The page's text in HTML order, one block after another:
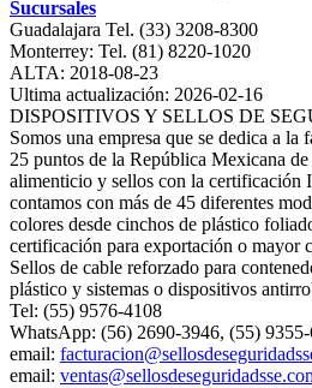
Sucursales
Guadalajara Tel. (33) 3208-8300
Monterrey: Tel. (81) 8220-1020
ALTA: 2018-08-23
Ultima actualización: 2026-02-16
DISPOSITIVOS Y SELLOS DE
Somos una empresa que se dedica a
25 puntos de la República Mexicana
alimenticio y sellos con la certificación
contamos con más de 45 diferentes
colores desde cinchos de plástico
certificación para exportación o mayor
Sellos de cable reforzado para
plástico y sistemas o dispositivos
Tel: (55) 9576-4108
WhatsApp: (56) 2690-3946, (55) 9355-
email:
email: